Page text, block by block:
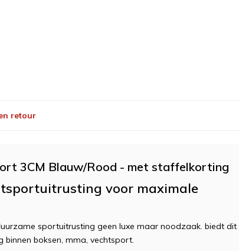
retour
3CM Blauw/Rood - met staffelkorting
voor maximale
sportuitrusting geen luxe maar noodzaak. biedt dit
boksen, mma, vechtsport.